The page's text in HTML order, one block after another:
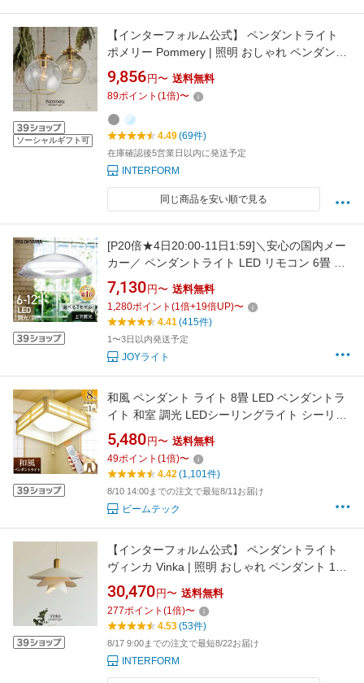
ソーシャルギフト可
【インターフォルム公式】 ペンダントライト
ポメリー Pommery | 照明 おしゃれ ペンダント
1灯 照明器具 LED ルームライト 北欧 シンプル
ナチュラル 海外インテリア モダン リビング ダ
イニング キッチン 玄関 トイレ かわいい インテ
リア ライト ガラス ゴールド カフェ
9,856 円〜 送料無料
89ポイント (1倍)〜
4.49(69件)
在庫確認後5営業日以内に発送予定
INTERFORM
同じ商品を安い順で見る
[P20倍★4日20:00-11日1:59]＼安心の国内メー
カー／ ペンダントライト LED リモコン 6畳 8
畳 12畳 アイリスオーヤマ 照明 おしゃれ 北欧
吊り下げ 明るい LEDライト LED照明 LEDペン
ダントライト 照明器具 天井照明 リビング 洋室
和室 プルスイッチ[HB]
7,130 円〜 送料無料
1,280ポイント (1倍+19倍UP)〜
4.41(415件)
1〜3日以内発送予定
JOYライト
和風 ペンダント ライト 8畳 LED ペンダントラ
イト 和室 調光 LEDシーリングライト シーリン
グライト led照明 照明 リモコン シーリング 昼
光色 天井照明 プルスイッチ PL-CD8JR
5,480 円〜 送料無料
49ポイント (1倍)〜
4.42(1,101件)
8/10 14:00までの注文で最短8/11お届け
ビームテック
【インターフォルム公式】 ペンダントライト
ヴィンカ Vinka | 照明 おしゃれ ペンダント 1灯
照明器具 LED ルームライト 北欧 海外インテリ
ア 韓国インテリア モダン リビング ダイニング
食卓 かわいい インテリア ライト 花 花びら ホ
ワイト 白 ゴールド
30,470 円〜 送料無料
277ポイント (1倍)〜
4.53(53件)
8/17 9:00までの注文で最短8/22お届け
INTERFORM